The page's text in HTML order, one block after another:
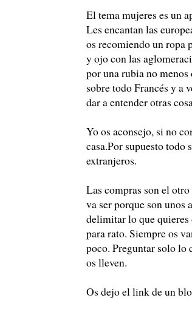
El tema mujeres es un
Les encantan las
os recomiendo un ropa
y ojo con las
por una rubia no
sobre todo Francés y a
dar a entender otras
Yo os aconsejo, si no
casa.Por supuesto todo
extranjeros.
Las compras son el
va ser porque son unos
delimitar lo que
para rato. Siempre os
poco. Preguntar solo lo
os lleven.
Os dejo el link de un